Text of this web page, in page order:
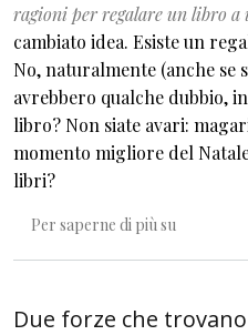
ragioni per regalare un libro a
cambiato idea. Esiste un
No, naturalmente (anche se
avrebbero qualche dubbio,
libro? Non siate avari:
momento migliore del
libri?
Per saperne di più su
Due forze che